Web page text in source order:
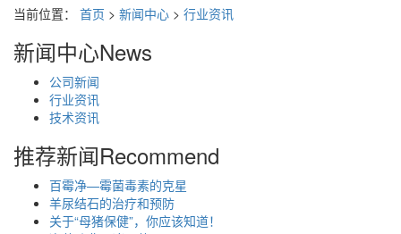
当前位置： 首页 > 新闻中心 > 行业资讯
新闻中心News
公司新闻
行业资讯
技术资讯
推荐新闻Recommend
百霉净—霉菌毒素的克星
羊尿结石的治疗和预防
关于“母猪保健”，你应该知道！